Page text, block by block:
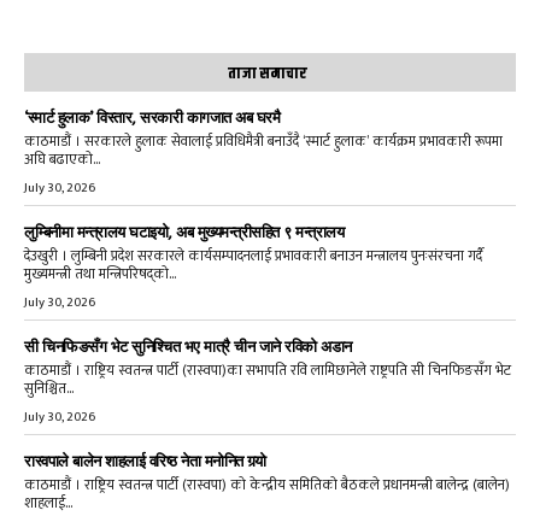
ताजा समाचार
‘स्मार्ट हुलाक’ विस्तार, सरकारी कागजात अब घरमै
काठमाडौं । सरकारले हुलाक सेवालाई प्रविधिमैत्री बनाउँदै ‘स्मार्ट हुलाक’ कार्यक्रम प्रभावकारी रूपमा
अघि बढाएको...
July 30, 2026
लुम्बिनीमा मन्त्रालय घटाइयो, अब मुख्यमन्त्रीसहित ९ मन्त्रालय
देउखुरी । लुम्बिनी प्रदेश सरकारले कार्यसम्पादनलाई प्रभावकारी बनाउन मन्त्रालय पुनःसंरचना गर्दै
मुख्यमन्त्री तथा मन्त्रिपरिषद्को...
July 30, 2026
सी चिनफिङसँग भेट सुनिश्चित भए मात्रै चीन जाने रविको अडान
काठमाडौं । राष्ट्रिय स्वतन्त्र पार्टी (रास्वपा)का सभापति रवि लामिछानेले राष्ट्रपति सी चिनफिङसँग भेट
सुनिश्चित...
July 30, 2026
रास्वपाले बालेन शाहलाई वरिष्ठ नेता मनोनित गर्‍यो
काठमाडौं । राष्ट्रिय स्वतन्त्र पार्टी (रास्वपा) को केन्द्रीय समितिको बैठकले प्रधानमन्त्री बालेन्द्र (बालेन)
शाहलाई...